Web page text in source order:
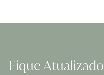
Fique Atualizado